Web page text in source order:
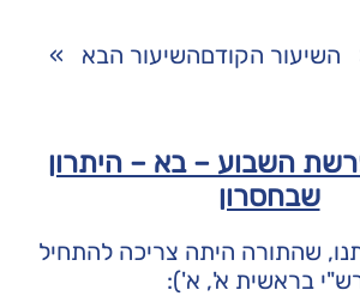
השיעור הקודםהשיעור הבא »
השבוע – בא – היתרון
שבחסרון
שהתורה היתה צריכה להתחיל
בראשית א', א'):